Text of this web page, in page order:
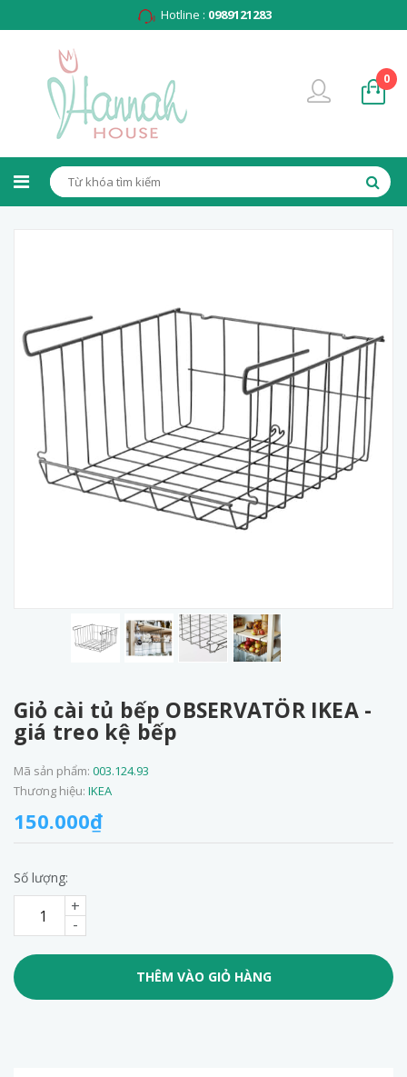
Hotline : 0989121283
0
Giỏ cài tủ bếp OBSERVATÖR IKEA -
giá treo kệ bếp
Mã sản phẩm: 003.124.93
Thương hiệu: IKEA
150.000₫
Số lượng:
-
+
THÊM VÀO GIỎ HÀNG